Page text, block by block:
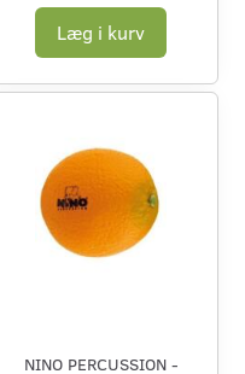
Læg i kurv
NINO PERCUSSION -